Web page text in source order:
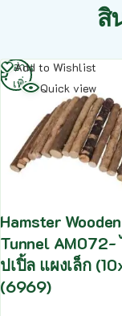
สิ
Add to Wishlist
Quick view
Hamster
Tunnel AM072-
ปเปิ้ล แผงเล็ก
(6969)
อ่าน
เพิ่ม